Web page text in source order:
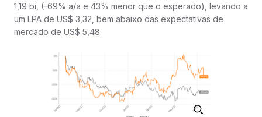
1,19 bi, (-69% a/a e 43% menor que o esperado), levando a
um LPA de US$ 3,32, bem abaixo das expectativas de
mercado de US$ 5,48.